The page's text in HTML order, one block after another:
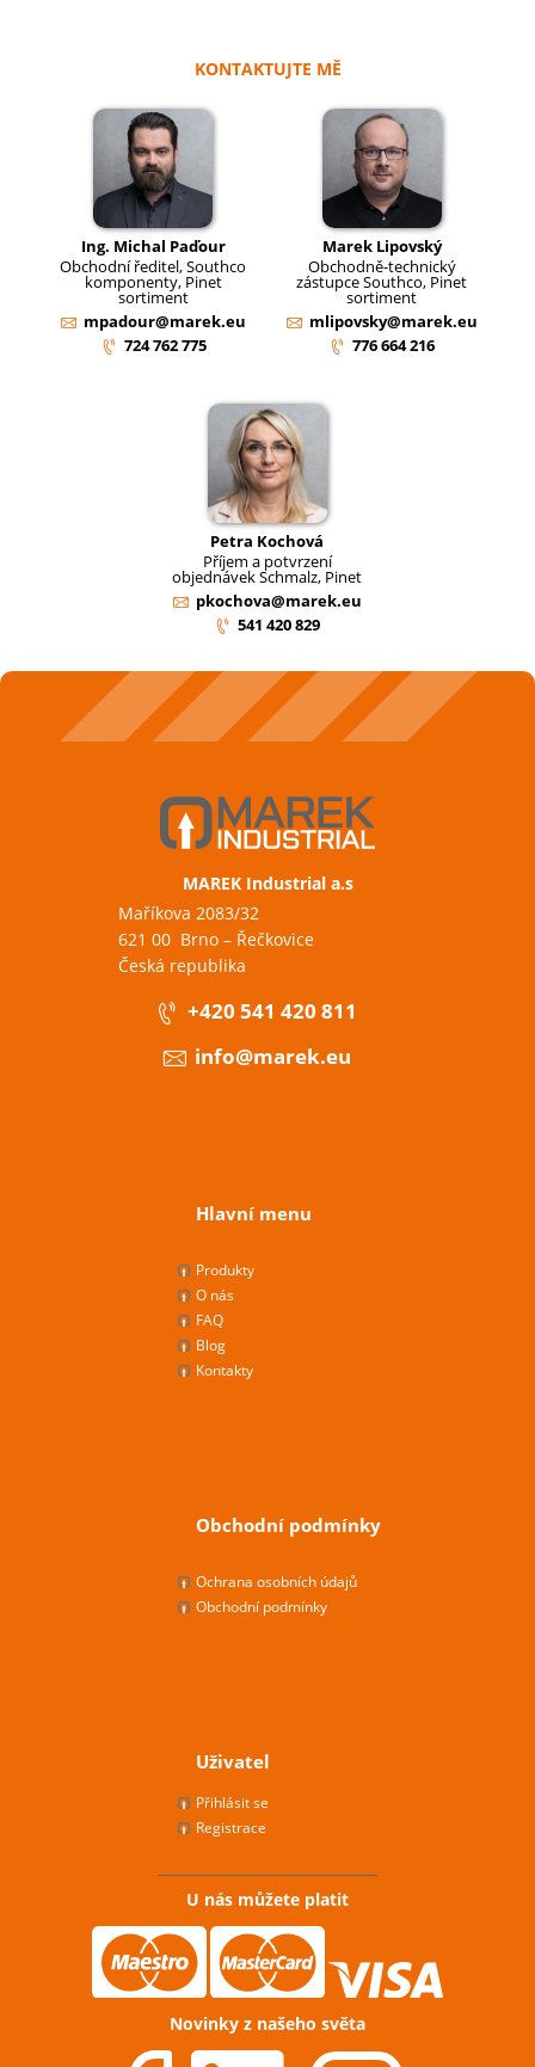
KONTAKTUJTE MĚ
Ing. Michal Paďour
Obchodní ředitel, Southco
komponenty, Pinet
sortiment
mpadour@marek.eu
724 762 775
Marek Lipovský
Obchodně-technický
zástupce Southco, Pinet
sortiment
mlipovsky@marek.eu
776 664 216
Petra Kochová
Příjem a potvrzení
objednávek Schmalz, Pinet
pkochova@marek.eu
541 420 829
MAREK Industrial a.s
Maříkova 2083/32
621 00 Brno – Řečkovice
Česká republika
+420 541 420 811
info@marek.eu
Hlavní menu
Produkty
O nás
FAQ
Blog
Kontakty
Obchodní podmínky
Ochrana osobních údajů
Obchodní podmínky
Uživatel
Přihlásit se
Registrace
U nás můžete platit
Novinky z našeho světa